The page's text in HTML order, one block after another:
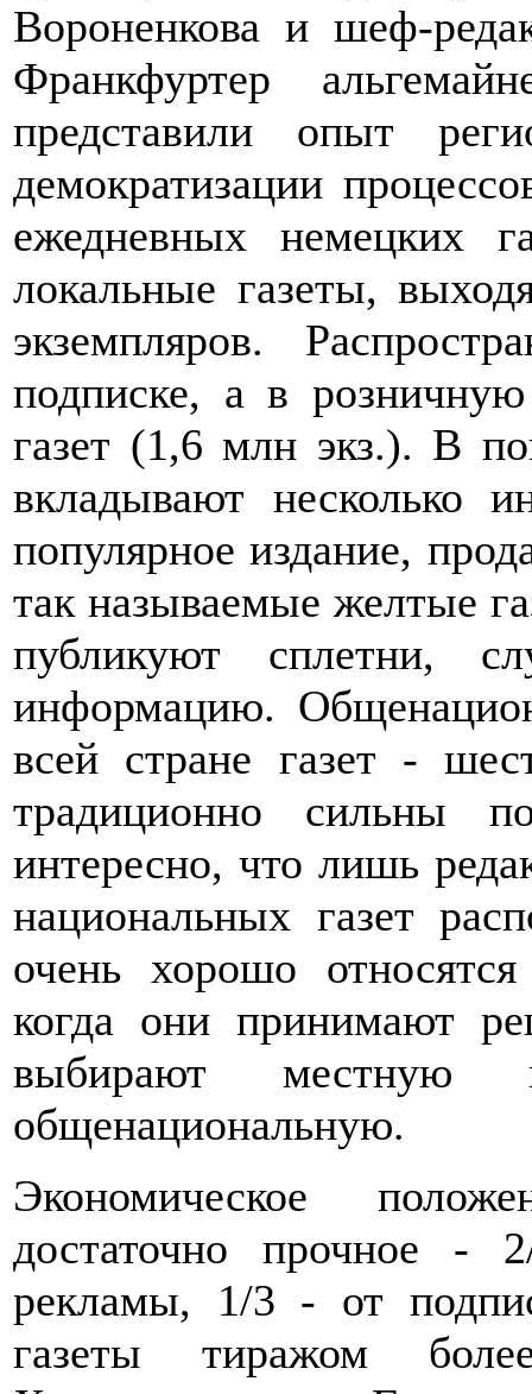
Вороненкова и шеф-
Франкфуртер
представили опыт
демократизации
ежедневных немецких
локальные газеты,
экземпляров.
подписке, а в
газет (1,6 млн экз.). В
вкладывают несколько
популярное издание,
так называемые желтые
публикуют сплетни,
информацию.
всей стране газет -
традиционно сильны
интересно, что лишь
национальных газет
очень хорошо
когда они принимают
выбирают
общенациональную.
Экономическое
достаточно прочное -
рекламы, 1/3 - от
газеты тиражом